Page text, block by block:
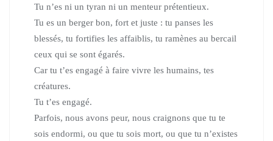
Tu n’es ni un tyran ni un menteur prétentieux.
Tu es un berger bon, fort et juste : tu panses les
blessés, tu fortifies les affaiblis, tu ramènes au bercail
ceux qui se sont égarés.
Car tu t’es engagé à faire vivre les humains, tes
créatures.
Tu t’es engagé.
Parfois, nous avons peur, nous craignons que tu te
sois endormi, ou que tu sois mort, ou que tu n’existes